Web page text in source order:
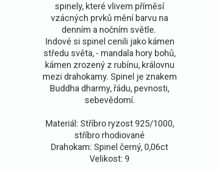
spinely, které vlivem příměsí
vzácných prvků mění barvu na
denním a nočním světle.
Indové si spinel cenili jako kámen
středu světa, - mandala hory bohů,
kámen zrozený z rubínu, královnu
mezi drahokamy. Spinel je znakem
Buddha dharmy, řádu, pevnosti,
sebevědomí.
Materiál: Stříbro ryzost 925/1000,
stříbro rhodiované
Drahokam: Spinel černý, 0,06ct
Velikost: 9